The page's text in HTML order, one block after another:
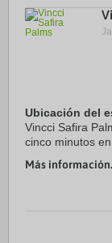
Ubicación del
Vincci Safira
cinco minutos
10,4 km de
Más información.